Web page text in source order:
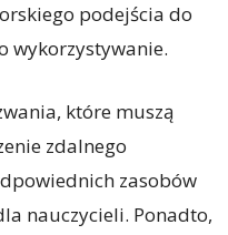
podejścia do
wykorzystywanie.
które muszą
zdalnego
zasobów
nauczycieli. Ponadto,